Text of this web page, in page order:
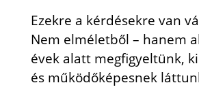
Ezekre a kérdésekre van
Nem elméletből – hanem
évek alatt megfigyeltünk,
és működőképesnek